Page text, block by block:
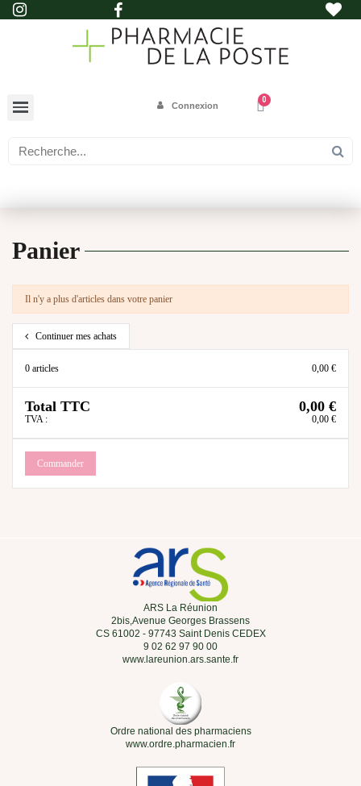
Connexion
Panier
Il n'y a plus d'articles dans votre panier
Continuer mes achats
0 articles 0,00 €
Total TTC 0,00 €
TVA : 0,00 €
Commander
ARS La Réunion
2bis,Avenue Georges Brassens
CS 61002 - 97743 Saint Denis CEDEX
9 02 62 97 90 00
www.lareunion.ars.sante.fr
Ordre national des pharmaciens
www.ordre.pharmacien.fr